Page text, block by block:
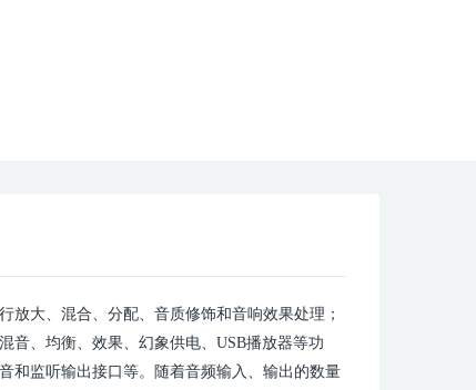
大、混合、分配、音质修饰和音响效果处理；
音、均衡、效果、幻象供电、 USB播放器等功
和监听输出接口等。随着音频输入、输出的数量